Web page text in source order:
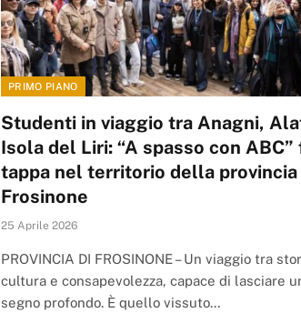
PRIMO PIANO
Studenti in viaggio tra Anagni,
Isola del Liri: “A spasso con ABC”
tappa nel territorio della provincia
Frosinone
25 Aprile 2026
PROVINCIA DI FROSINONE – Un viaggio tra
cultura e consapevolezza, capace di lasciare
segno profondo. È quello vissuto…